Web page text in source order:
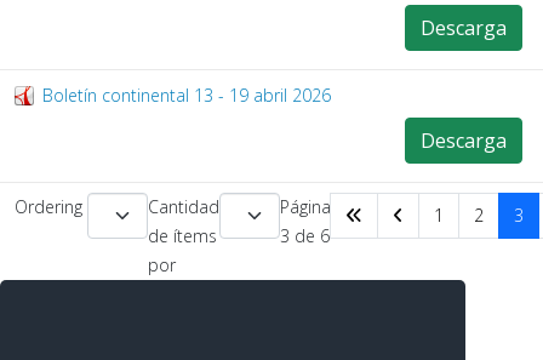
Descarga
Boletín continental 13 - 19 abril 2026
Descarga
Ordering
Cantidad
de ítems
por
Página
3 de 6
1 2 3